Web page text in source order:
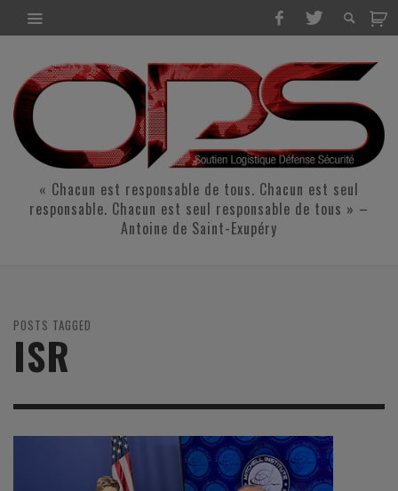
« Chacun est responsable de tous. Chacun est seul
responsable. Chacun est seul responsable de tous » –
Antoine de Saint-Exupéry
POSTS TAGGED
ISR